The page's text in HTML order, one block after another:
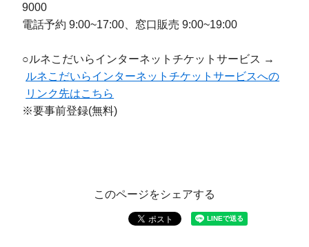
9000
電話予約 9:00~17:00、窓口販売 9:00~19:00
○ルネこだいらインターネットチケットサービス →
ルネこだいらインターネットチケットサービスへの
リンク先はこちら
※要事前登録(無料)
このページをシェアする